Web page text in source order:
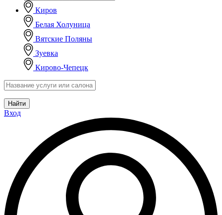
Киров
Белая Холуница
Вятские Поляны
Зуевка
Кирово-Чепецк
Найти
Вход